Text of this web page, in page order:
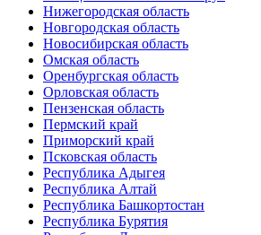
Нижегородская область
Новгородская область
Новосибирская область
Омская область
Оренбургская область
Орловская область
Пензенская область
Пермский край
Приморский край
Псковская область
Республика Адыгея
Республика Алтай
Республика Башкортостан
Республика Бурятия